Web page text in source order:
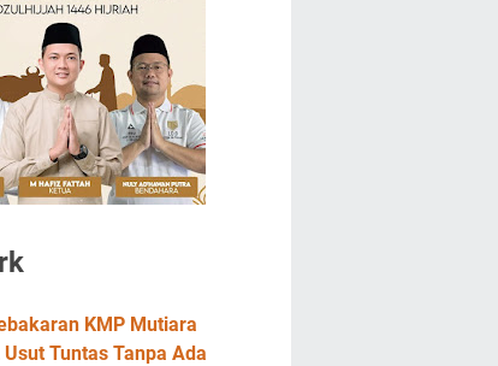
KMP Mutiara
Tuntas Tanpa Ada